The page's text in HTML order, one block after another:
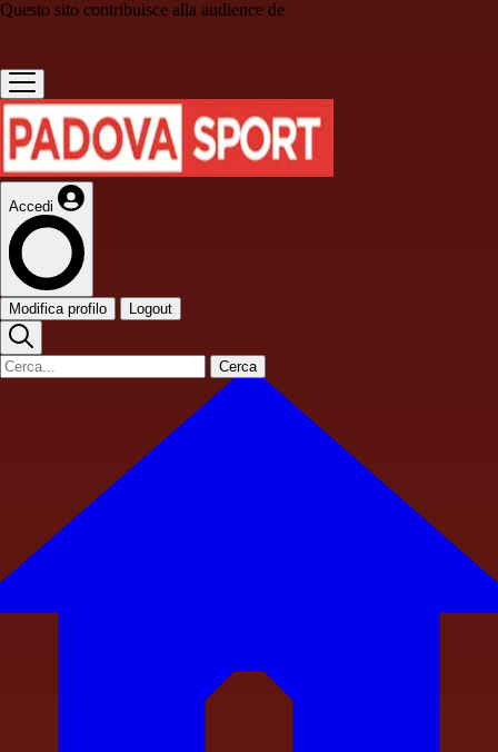
Questo sito contribuisce alla audience de
Accedi
Modifica profilo Logout
Cerca